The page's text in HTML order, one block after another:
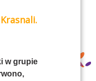
w grupie